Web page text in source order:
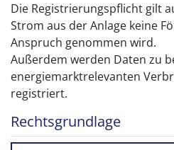
Die Registrierungspflicht gilt
Strom aus der Anlage keine
Anspruch genommen wird.
Außerdem werden Daten zu
energiemarktrelevanten
registriert.
Rechtsgrundlage